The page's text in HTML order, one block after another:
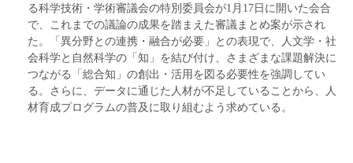
る科学技術・学術審議会の特別委員会が1月17日に開いた会合
で、これまでの議論の成果を踏まえた審議まとめ案が示され
た。「異分野との連携・融合が必要」との表現で、人文学・社
会科学と自然科学の「知」を結び付け、さまざまな課題解決に
つながる「総合知」の創出・活用を図る必要性を強調してい
る。さらに、データに通じた人材が不足していることから、人
材育成プログラムの普及に取り組むよう求めている。